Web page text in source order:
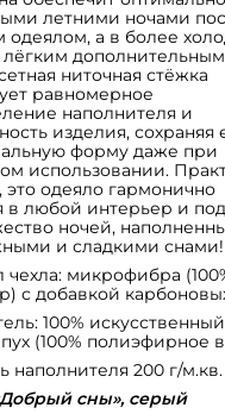
летними ночами
одеялом, а в более
ниточная стёжка
равномерное
наполнителя и
изделия, сохраняя
форму даже при
использовании.
это одеяло гармонично
в любой интерьер и
ночей,
и сладкими снами!
чехла: микрофибра
с добавкой
100% искусственный
(100% полиэфирное
наполнителя 200 г/м.кв.
сны», серый